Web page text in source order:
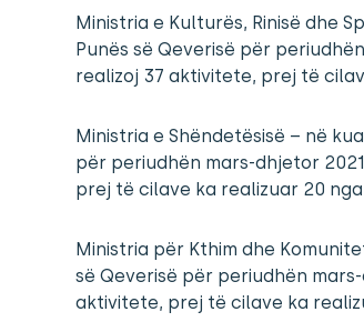
Ministria e Kulturës, Rinisë dhe
Punës së Qeverisë për
realizoj 37 aktivitete, prej të
Ministria e Shëndetësisë – në
për periudhën mars-dhjetor
prej të cilave ka realizuar 20
Ministria për Kthim dhe
së Qeverisë për periudhën
aktivitete, prej të cilave ka